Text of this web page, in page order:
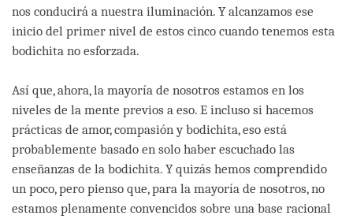
nos conducirá a nuestra iluminación. Y alcanzamos ese
inicio del primer nivel de estos cinco cuando tenemos esta
bodichita no esforzada.
Así que, ahora, la mayoría de nosotros estamos en los
niveles de la mente previos a eso. E incluso si hacemos
prácticas de amor, compasión y bodichita, eso está
probablemente basado en solo haber escuchado las
enseñanzas de la bodichita. Y quizás hemos comprendido
un poco, pero pienso que, para la mayoría de nosotros, no
estamos plenamente convencidos sobre una base racional